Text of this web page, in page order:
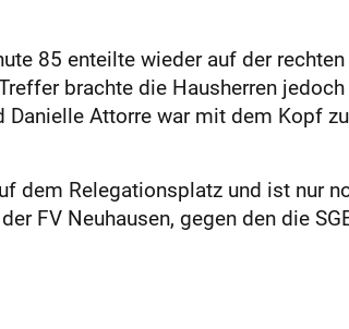
85 enteilte wieder auf der
brachte die Hausherren
Attorre war mit dem Kopf
dem Relegationsplatz und ist nur
FV Neuhausen, gegen den die